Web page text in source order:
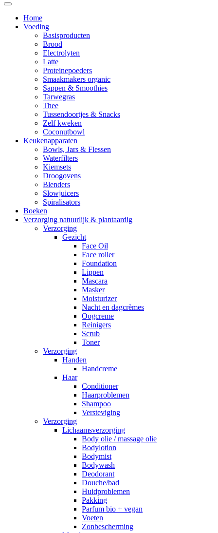
Home
Voeding
Basisproducten
Brood
Electrolyten
Latte
Proteinepoeders
Smaakmakers organic
Sappen & Smoothies
Tarwegras
Thee
Tussendoortjes & Snacks
Zelf kweken
Coconutbowl
Keukenapparaten
Bowls, Jars & Flessen
Waterfilters
Kiemsets
Droogovens
Blenders
Slowjuicers
Spiralisators
Boeken
Verzorging natuurlijk & plantaardig
Verzorging
Gezicht
Face Oil
Face roller
Foundation
Lippen
Mascara
Masker
Moisturizer
Nacht en dagcrèmes
Oogcreme
Reinigers
Scrub
Toner
Verzorging
Handen
Handcreme
Haar
Conditioner
Haarproblemen
Shampoo
Versteviging
Verzorging
Lichaamsverzorging
Body olie / massage olie
Bodylotion
Bodymist
Bodywash
Deodorant
Douche/bad
Huidproblemen
Pakking
Parfum bio + vegan
Voeten
Zonbescherming